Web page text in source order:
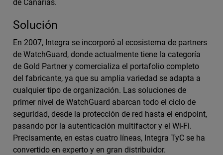
de Canarias.
Solución
En 2007, Integra se incorporó al ecosistema de partners
de WatchGuard, donde actualmente tiene la categoría
de Gold Partner y comercializa el portafolio completo
del fabricante, ya que su amplia variedad se adapta a
cualquier tipo de organización. Las soluciones de
primer nivel de WatchGuard abarcan todo el ciclo de
seguridad, desde la protección de red hasta el endpoint,
pasando por la autenticación multifactor y el Wi-Fi.
Precisamente, en estas cuatro líneas, Integra TyC se ha
convertido en experto y en gran distribuidor.